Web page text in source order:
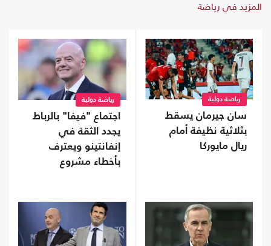
المزيد في رياضة
رياضة دولية
سان جيرمان يسقط
بثلاثية نظيفة أمام
ريال مايوركا
رياضة دولية
اجتماع "فيفا" بالرباط
يجدد الثقة في
إنفانتينو ويعترف
بأخطاء مشروع